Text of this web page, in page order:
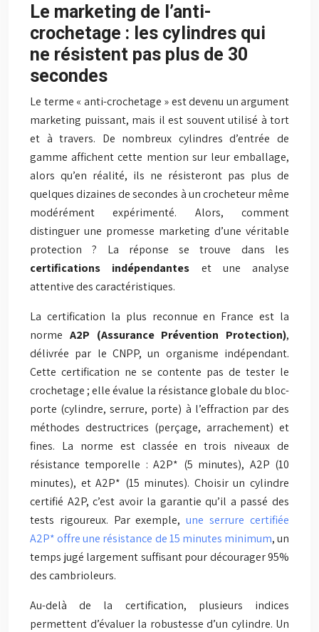
Le marketing de l’anti-
crochetage : les cylindres qui
ne résistent pas plus de 30
secondes
Le terme « anti-crochetage » est devenu un argument
marketing puissant, mais il est souvent utilisé à tort
et à travers. De nombreux cylindres d’entrée de
gamme affichent cette mention sur leur emballage,
alors qu’en réalité, ils ne résisteront pas plus de
quelques dizaines de secondes à un crocheteur même
modérément expérimenté. Alors, comment
distinguer une promesse marketing d’une véritable
protection ? La réponse se trouve dans les
certifications indépendantes et une analyse
attentive des caractéristiques.
La certification la plus reconnue en France est la
norme A2P (Assurance Prévention Protection),
délivrée par le CNPP, un organisme indépendant.
Cette certification ne se contente pas de tester le
crochetage ; elle évalue la résistance globale du bloc-
porte (cylindre, serrure, porte) à l’effraction par des
méthodes destructrices (perçage, arrachement) et
fines. La norme est classée en trois niveaux de
résistance temporelle : A2P* (5 minutes), A2P (10
minutes), et A2P* (15 minutes). Choisir un cylindre
certifié A2P, c’est avoir la garantie qu’il a passé des
tests rigoureux. Par exemple,une serrure certifiée
A2P* offre une résistance de 15 minutes minimum, un
temps jugé largement suffisant pour décourager 95%
des cambrioleurs.
Au-delà de la certification, plusieurs indices
permettent d’évaluer la robustesse d’un cylindre. Un